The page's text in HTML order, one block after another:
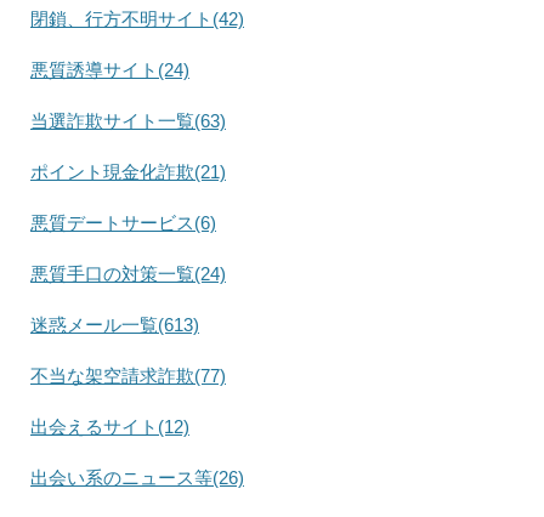
閉鎖、行方不明サイト(42)
悪質誘導サイト(24)
当選詐欺サイト一覧(63)
ポイント現金化詐欺(21)
悪質デートサービス(6)
悪質手口の対策一覧(24)
迷惑メール一覧(613)
不当な架空請求詐欺(77)
出会えるサイト(12)
出会い系のニュース等(26)